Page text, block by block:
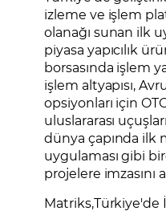
izleme ve işlem
olanağı sunan ilk
piyasa yapıcılık
borsasında işlem
işlem altyapısı,
opsiyonları için
uluslararası
dünya çapında ilk
uygulaması gibi
projelere imzasını
Matriks,Türkiye'de